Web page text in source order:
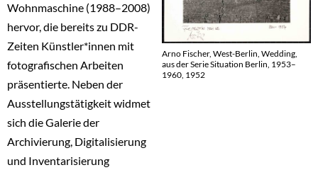
Wohnmaschine (1988–2008)
hervor, die bereits zu DDR-
Zeiten Künstler*innen mit
fotografischen Arbeiten
präsentierte. Neben der
Ausstellungstätigkeit widmet
sich die Galerie der
Archivierung, Digitalisierung
und Inventarisierung
Arno Fischer, West-Berlin, Wedding,
aus der Serie Situation Berlin, 1953–
1960, 1952